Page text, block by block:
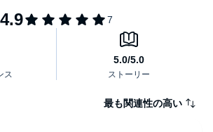
ールを描いたのか
どれだけ解いたのか
せず、家族円満で受験を乗り切れたコツと
より一部抜粋）
料・PDFが用意されています。ご購入後、
ー、またはアプリ上の「目次」からご確認
最も関連性の高い